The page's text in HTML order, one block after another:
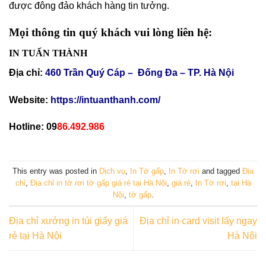
được đông đảo khách hàng tin tưởng.
Mọi thông tin quý khách vui lòng liên hệ:
IN TUẤN THÀNH
Địa chỉ: 460 Trần Quý Cáp – Đống Đa – TP. Hà Nội
Website: https://intuanthanh.com/
Hotline: 0986.492.986
This entry was posted in Dịch vụ In Tờ gấp In Tờ rơi and tagged Địa
chỉ, Địa chỉ in tờ rơi tờ gấp giá rẻ tại Hà Nội giá rẻ, In Tờ rơi tại Hà
Nội tờ gấp.
Địa chỉ xưởng in túi giấy giá
rẻ tại Hà Nội
Địa chỉ in card visit lấy ngay
Hà Nội